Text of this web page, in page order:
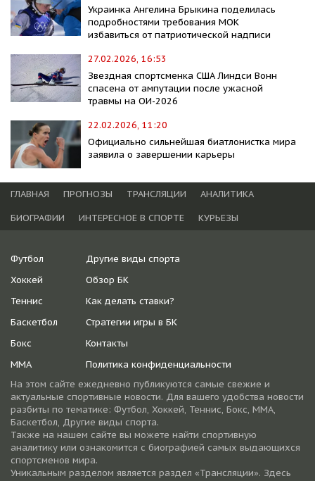
Украинка Ангелина Брыкина поделилась
подробностями требования МОК
избавиться от патриотической надписи
27.02.2026, 16:53
Звездная спортсменка США Линдси Вонн
спасена от ампутации после ужасной
травмы на ОИ-2026
22.02.2026, 11:20
Официально сильнейшая биатлонистка мира
заявила о завершении карьеры
ГЛАВНАЯ ПРОГНОЗЫ ТРАНСЛЯЦИИ
АНАЛИТИКА
БИОГРАФИИ
ИНТЕРЕСНОЕ В СПОРТЕ КУРЬЕЗЫ
Футбол
Хоккей
Теннис
Баскетбол
Бокс
ММА
Другие виды спорта
Обзор БК
Как делать ставки?
Стратегии игры в БК
Контакты
Политика конфиденциальности
На этом сайте ежедневно публикуются самые свежие и
актуальные спортивные новости. Для вашего удобства новости
разбиты по тематике: Футбол, Хоккей, Теннис, Бокс, ММА,
Баскетбол, Другие виды спорта.
Также на нашем сайте вы можете найти спортивную
аналитику или ознакомится с биографией самых выдающихся
спортсменов мира.
Уникальным разделом является раздел «Трансляции». Здесь